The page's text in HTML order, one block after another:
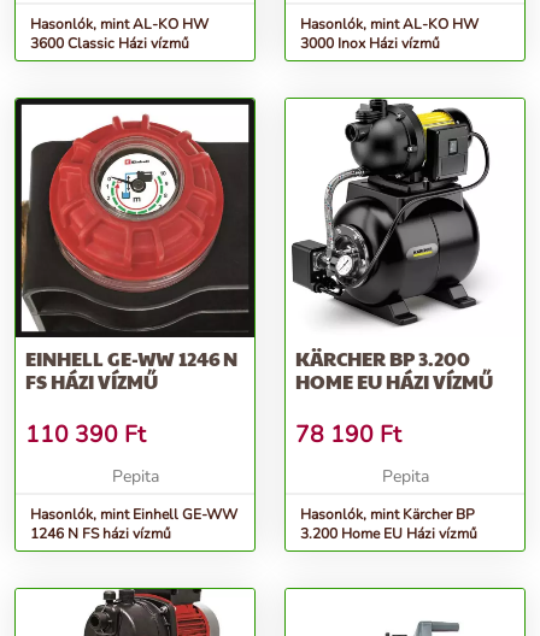
Hasonlók, mint AL-KO HW
3600 Classic Házi vízmű
Hasonlók, mint AL-KO HW
3000 Inox Házi vízmű
EINHELL GE-WW 1246 N
FS HÁZI VÍZMŰ
110 390 Ft
Pepita
Hasonlók, mint Einhell GE-WW
1246 N FS házi vízmű
KÄRCHER BP 3.200
HOME EU HÁZI VÍZMŰ
78 190 Ft
Pepita
Hasonlók, mint Kärcher BP
3.200 Home EU Házi vízmű